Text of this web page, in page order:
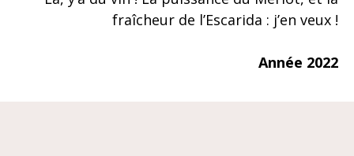
fraîcheur de l’Escarida : j’en veux !
Année 2022